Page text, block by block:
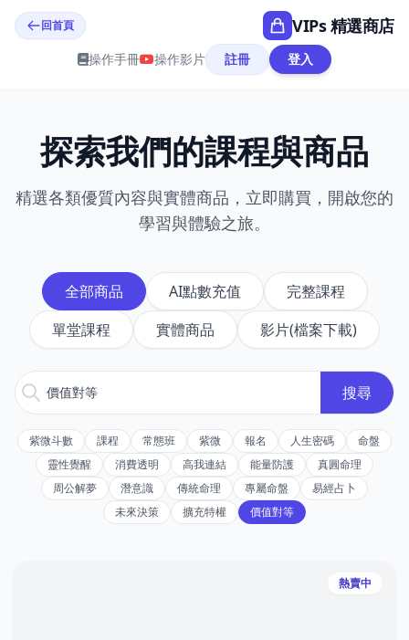
回首頁 VIPs 精選商店
操作手冊 操作影片 註冊 登入
探索我們的課程與商品
精選各類優質內容與實體商品，立即購買，開啟您的
學習與體驗之旅。
全部商品 AI點數充值
完整課程
單堂課程
實體商品 影片(檔案下載)
紫微斗數 課程 常態班 紫微 報名 人生密碼
命盤
靈性覺醒
消費透明 高我連結 能量防護
真圓命理
周公解夢
潛意識 傳統命理 專屬命盤
易經占卜
未來決策
擴充特權 價值對等
熱賣中